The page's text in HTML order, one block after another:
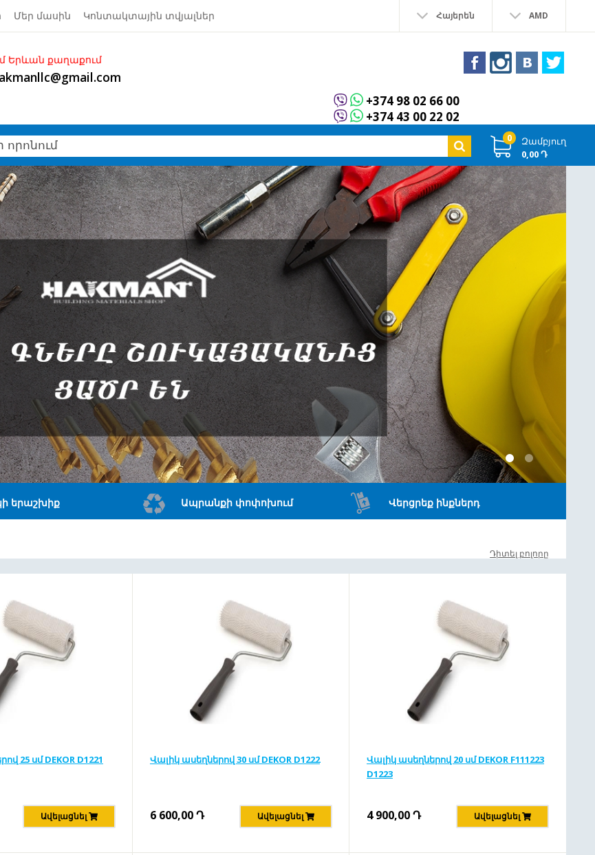
Մեր մասին Կոնտակտային տվյալներ Հայերեն AMD
+374 98 02 66 00
+374 43 00 22 02
0
Զամբյուղ
0,00 Դ
երաշխիք Ապրանքի փոփոխում Վերցրեք ինքներդ
25 սմ DEKOR D1221
Ավելացնել
Վալիկ ասեղներով 30 սմ DEKOR D1222
6 600,00Դ Ավելացնել
Վալիկ ասեղներով 20 սմ DEKOR F111223
D1223
4 900,00Դ Ավելացնել
Դիտել բոլորը